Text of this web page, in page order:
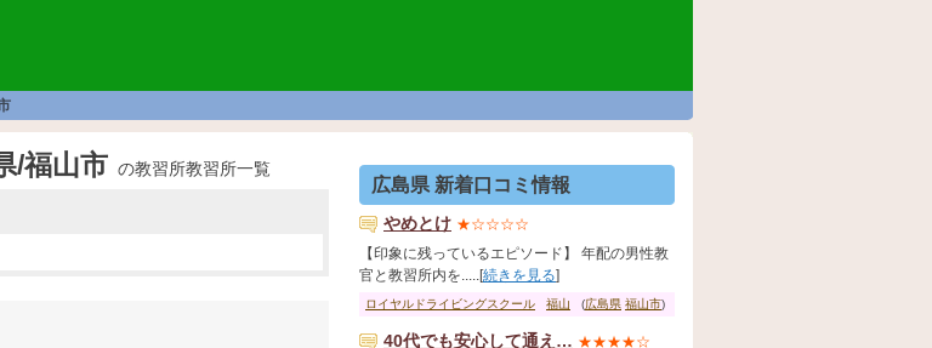
/福山市 の教習所教習所一覧
広島県 新着口コミ情報
やめとけ ★☆☆☆☆
【印象に残っているエピソード】 年配の男性教
官と教習所内を.....[続きを見る]
ロイヤルドライビングスクール 福山 (広島県 福山市)
40代でも安心して通え… ★★★★☆